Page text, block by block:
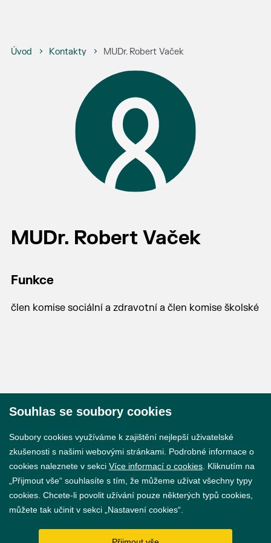
Úvod Kontakty MUDr. Robert Vaček
MUDr. Robert Vaček
Funkce
člen komise sociální a zdravotní a člen komise školské
GDPR
Souhlas se soubory cookies
Soubory cookies využíváme k zajištění nejlepší uživatelské
zkušenosti s našimi webovými stránkami. Podrobné informace o
cookies naleznete v sekci Více informací o cookies . Kliknutím na
„Přijmout vše“ souhlasíte s tím, že můžeme užívat všechny typy
cookies. Chcete-li povolit užívání pouze některých typů cookies,
můžete tak učinit v sekci „Nastavení cookies“.